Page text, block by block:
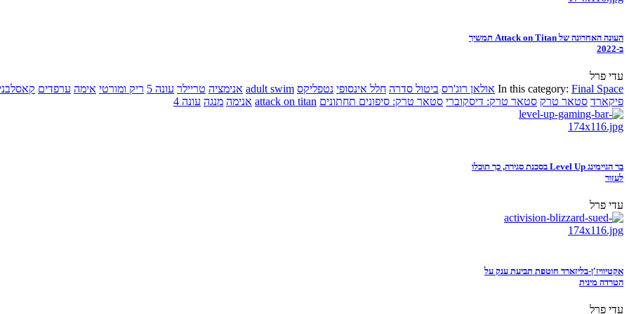
העונה האחרונה של Attack on Titan תמשיך
ב-2022
עדי פרל
In this category: Final Space אולאן רוג'רס ביטול סדרה חלל אינסופי נטפליקס adult swim אנימציה טריילר עונה 5 ריק ומורטי אימה ערפדים
פיקארד סטאר טרק סטאר טרק: דיסקוברי סטאר טרק: סיפונים תחתונים attack on titan אנימה מנגה עונה 4
בר הגיימינג Level Up בסכנת סגירה, כך תוכלו
לעזור
עדי פרל
אקטיוויז'ן-בליזארד חוטפת תביעת ענק על
הטרדה מינית
עדי פרל